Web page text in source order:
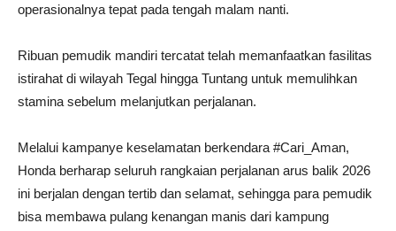
operasionalnya tepat pada tengah malam nanti.
Ribuan pemudik mandiri tercatat telah memanfaatkan fasilitas
istirahat di wilayah Tegal hingga Tuntang untuk memulihkan
stamina sebelum melanjutkan perjalanan.
Melalui kampanye keselamatan berkendara #Cari_Aman,
Honda berharap seluruh rangkaian perjalanan arus balik 2026
ini berjalan dengan tertib dan selamat, sehingga para pemudik
bisa membawa pulang kenangan manis dari kampung